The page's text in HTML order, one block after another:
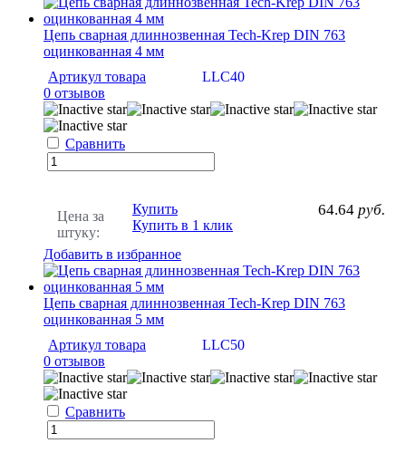
Цепь сварная длиннозвенная Tech-Krep DIN 763
оцинкованная 4 мм
Артикул товара
LLC40
0 отзывов
Сравнить
Цена за
штуку:
64.64 руб.
Купить
Купить в 1 клик
Добавить в избранное
Цепь сварная длиннозвенная Tech-Krep DIN 763
оцинкованная 5 мм
Артикул товара
LLC50
0 отзывов
Сравнить